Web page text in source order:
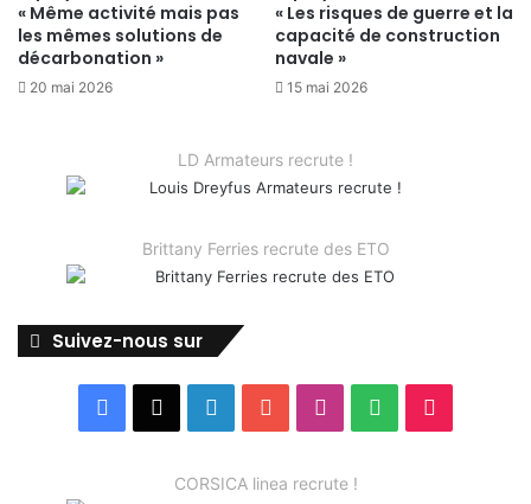
« Même activité mais pas
les mêmes solutions de
décarbonation »
20 mai 2026
« Les risques de guerre et la
capacité de construction
navale »
15 mai 2026
LD Armateurs recrute !
Brittany Ferries recrute des ETO
Suivez-nous sur
Facebook LinkedinYouTubeInstagram
Spotify
CORSICA linea recrute !